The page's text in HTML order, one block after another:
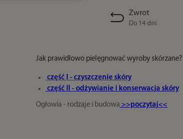
Zwrot
Do 14 dni
Jak prawidłowo pielęgnować wyroby skórzane?
część I - czyszczenie skóry
część II - odżywianie i konserwacja skóry
Ogłowia - rodzaje i budowa >>poczytaj<<